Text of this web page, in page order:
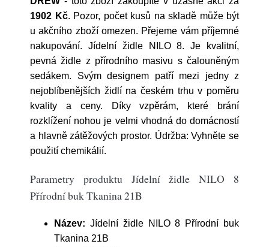
1902 Kč. Pozor, počet kusů na skladě může být
u akčního zboží omezen. Přejeme vám příjemné
nakupování. Jídelní židle NILO 8. Je kvalitní,
pevná židle z přírodního masivu s čalouněným
sedákem. Svým designem patří mezi jedny z
nejoblíbenějších židlí na českém trhu v poměru
kvality a ceny. Díky vzpěrám, které brání
rozklížení nohou je velmi vhodná do domácností
a hlavně zátěžových prostor. Údržba: Vyhněte se
použití chemikálií.
Parametry produktu Jídelní židle NILO 8
Přírodní buk Tkanina 21B
Název: Jídelní židle NILO 8 Přírodní buk
Tkanina 21B